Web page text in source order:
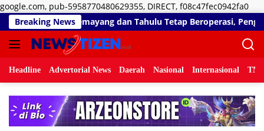
google.com, pub-5958770480629355, DIRECT, f08c47fec0942fa0
ke
Breaking News
SPPG Temayang dan Tahulu Tetap Beroperasi, Pengamat
Headline Advertorial News Daerah Nasional Internasional